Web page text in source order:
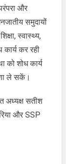
और
समुदायों
स्वास्थ्य,
कर रही
को शोध कार्य
ले सकें।
अध्यक्ष सतीश
और SSP